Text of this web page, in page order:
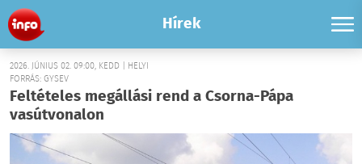
Hírek
2026. JÚNIUS 02. 09:00, KEDD | HELYI
FORRÁS: GYSEV
Feltételes megállási rend a Csorna-Pápa
vasútvonalon